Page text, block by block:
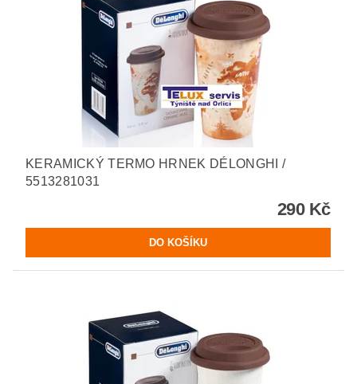
KERAMICKÝ TERMO HRNEK DÉLONGHI /
5513281031
290 Kč